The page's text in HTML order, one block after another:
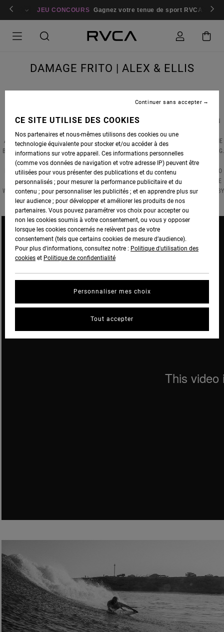
maintenantRVCA INSIDER Livraison et retours gratuits pour les
DAMAGE FRITO | ALEX & ELLIS
FOR CALIFORNIAN SURFERS, MEXICO IS ALWAYS A BLIP ON THE RADAR, PROVIDING AN
EASY ESCAPE FROM MANY THE OVERCROWDED LINEUP. IN “DAMAGE FRITO”, RVCA
ADVOCATESALEX KNOST&ELLIS ERICSONPACK UP THE VAN AND HEAD SOUTH OF THE
BORDER TO FIND A MIXED BAG OF RIGHT POINTBREAKS, SOME PLAYFUL, MANY EXCITING.
FROM GLIDING ACROSS SLOW, MALIBU-ESQUE WALLS TO THREADING THROUGH FAST,
HOLLOW SECTIONS, THE UNIQUE LINES DRAWN BY BOTH SURFERS IS VERY PLEASING TO
THE EYES. AS THEY TRADE WAVES AND SWAP BOARDS, OUR ONLY THOUGHT IS THAT WE
WISH WE WERE THERE. PHOTOS BY DELON BONE, VIDEO BY JIMMY JAZZ JAMES, SONG BY
WHITE FENCE.
CE SITE UTILISE DES COOKIES
Nos partenaires et nous-mêmes utilisons des cookies ou une
technologie équivalente pour stocker et/ou accéder à des
informations sur votre appareil. Ces informations personnelles
(comme vos données de navigation et votre adresse IP) peuvent être
utilisées pour vous présenter des publications et du contenu
personnalisés ; pour mesurer la performance publicitaire et du
contenu ; pour personnaliser les publicités ; et en apprendre plus sur
leur audience ; pour développer et améliorer les produits de nos
partenaires. Vous pouvez paramétrer vos choix pour accepter ou
non les cookies soumis à votre consentement, ou vous y opposer
lorsque les cookies concernés ne relèvent pas de votre
consentement (tels que certains cookies de mesure d’audience).
Pour plus d'informations, consultez notre : Politique d'utilisation des
cookies et Politique de confidentialité
Personnaliser mes choix
Continuer sans accepter
Tout accepter